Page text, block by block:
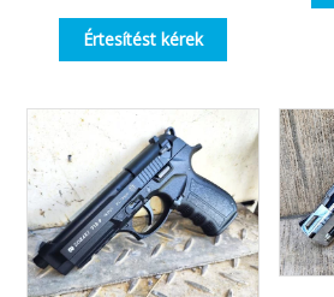
Értesítést kérek